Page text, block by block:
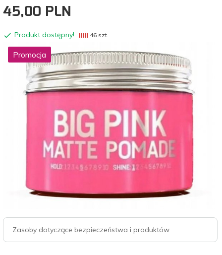
45,00 PLN
Produkt dostępny! 46 szt.
Promocja
Zasoby dotyczące bezpieczeństwa i produktów